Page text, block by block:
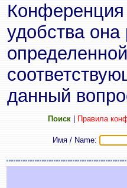
удобства
данный
Поиск| Правила
Имя / Name: